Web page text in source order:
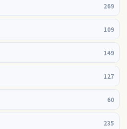
269
109
149
127
60
235